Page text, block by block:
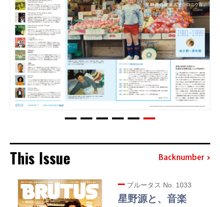
This Issue Backnumber
ブルータス No. 1033
星野源と、音楽